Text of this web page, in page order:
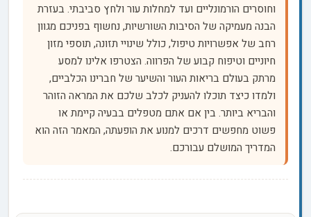
וחוסרים הורמונליים ועד למחלות עור ולחץ סביבתי. בעזרת
הבנה מעמיקה של הסיבות השורשיות, נחשוף בפניכם מגוון
רחב של אפשרויות טיפול, כולל שינויי תזונה, תוספי מזון
חיוניים וטיפוח קבוע של הפרווה. הצטרפו אלינו למסע
מרתק בעולם בריאות העור והשיער של חברינו הכלביים,
ולמדו כיצד תוכלו להעניק לכלב שלכם את המראה הזוהר
והבריא ביותר. בין אם אתם מטפלים בבעיה קיימת או
פשוט מחפשים דרכים למנוע את הופעתה, המאמר הזה הוא
המדריך המושלם עבורכם.